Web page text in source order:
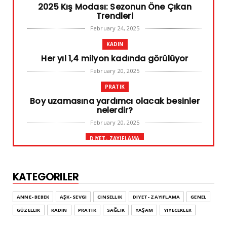
2025 Kış Modası: Sezonun Öne Çıkan
Trendleri
February 24, 2025
KADIN
Her yıl 1,4 milyon kadında görülüyor
February 20, 2025
PRATIK
Boy uzamasına yardımcı olacak besinler
nelerdir?
February 20, 2025
DIYET- ZAYIFLAMA
Leke ve çatlak tedavisinde radyofrekans
yöntemi
February 02, 2025
KATEGORILER
ANNE- BEBEK AŞK- SEVGI CINSELLIK DIYET- ZAYIFLAMA
GENEL
GÜZELLIK
KADIN PRATIK SAĞLIK YAŞAM YIYECEKLER